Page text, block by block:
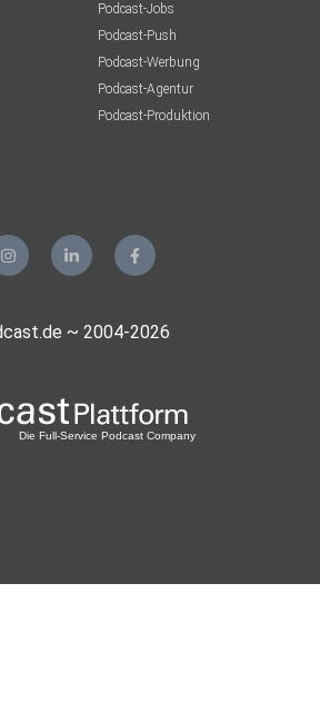
Podcast-Jobs
Podcast-Push
Podcast-Werbung
Podcast-Agentur
Podcast-Produktion
~ 2004-2026